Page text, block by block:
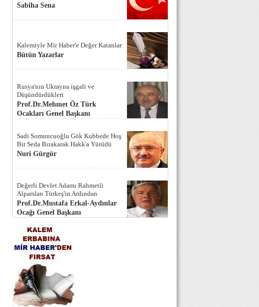
Sabiha Sena
Kalemiyle Mir Haber'e Değer Katanlar
Bütün Yazarlar
Rusya'nın Ukrayna işgali ve
Düşündürdükleri
Prof.Dr.Mehmet Öz Türk
Ocakları Genel Başkanı
Sadi Somuncuoğlu Gök Kubbede Hoş
Bir Seda Bırakarak Hakk'a Yürüdü
Nuri Gürgür
Değerli Devlet Adamı Rahmetli
Alparslan Türkeş'in Ardından
Prof.Dr.Mustafa Erkal-Aydınlar
Ocağı Genel Başkanı